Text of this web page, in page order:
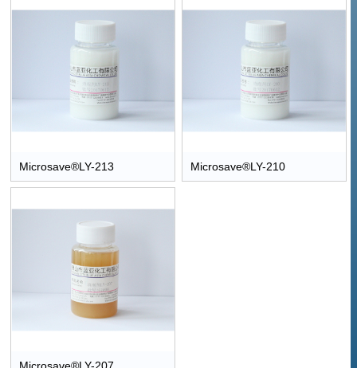
Microsave®LY-213 Microsave®LY-210
Microsave®LY-207